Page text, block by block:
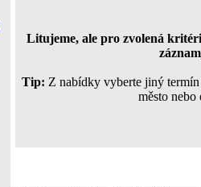
Litujeme, ale pro zvolená
Tip: Z nabídky vyberte jiný
město nebo